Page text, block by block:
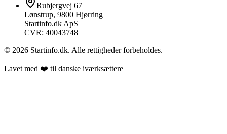
Rubjergvej 67
Lønstrup, 9800 Hjørring
Startinfo.dk ApS
CVR: 40043748
© 2026 Startinfo.dk. Alle rettigheder forbeholdes.
Lavet med ❤️ til danske iværksættere